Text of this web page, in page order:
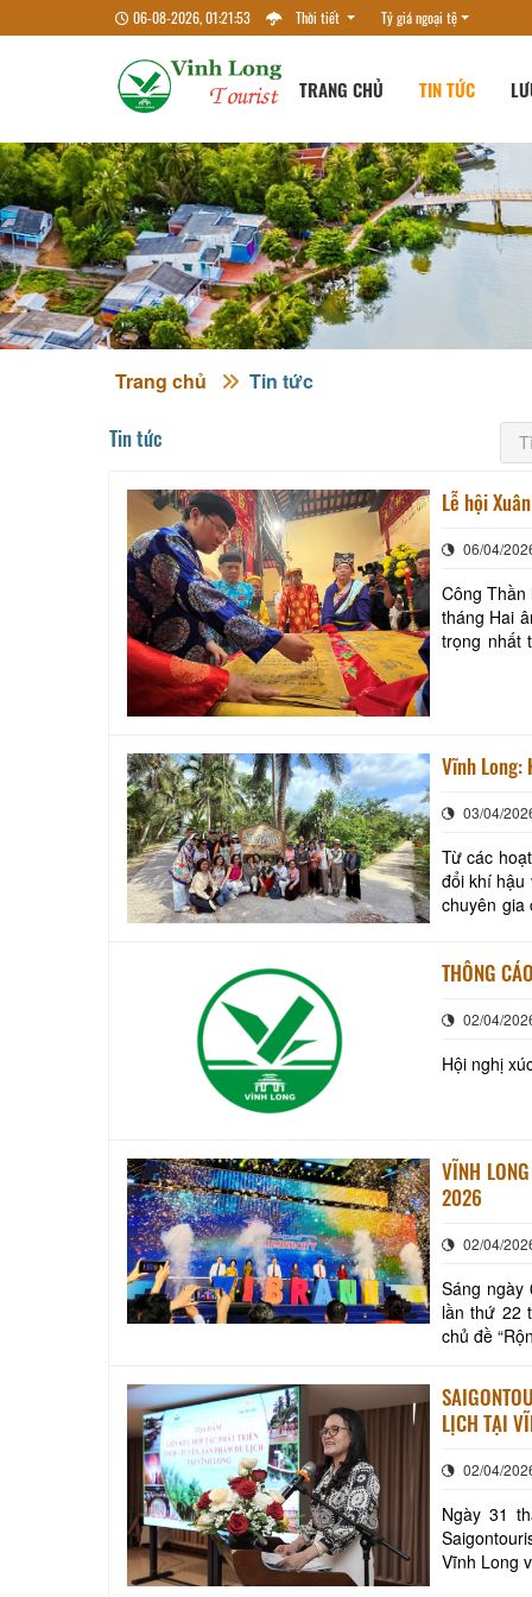
06-08-2026, 01:21:54 Thời tiết Tỷ giá ngoại tệ
TRANG CHỦ TIN TỨC
Trang chủ Tin tức
Tin tức
Lễ hội
06/04/
Công
tháng Hai
trọng nhất
Vĩnh
03/04/
Từ các
đổi khí hậu
chuyên gia có cái
THÔNG
02/04/
Hội nghị
VĨNH
2026
02/04/
Sáng ngày
lần thứ 22
chủ đề
LỊCH TẠI
02/04/
Ngày 31
Vĩnh Long